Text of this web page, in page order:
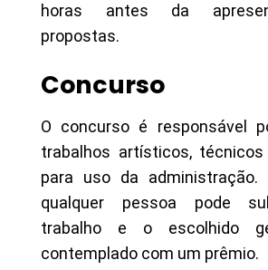
horas antes da
propostas.
Concurso
O concurso é responsável
trabalhos artísticos,
para uso da administração.
qualquer pessoa pode
trabalho e o escolhido
contemplado com um prêmio.